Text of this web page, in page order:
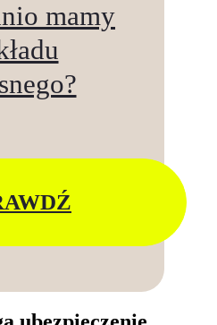
mamy